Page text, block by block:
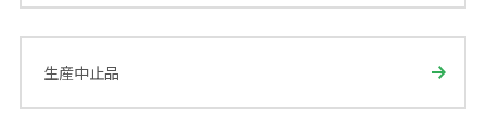
生産中止品